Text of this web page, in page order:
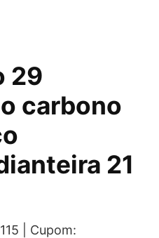
29
carbono
21
| Cupom: